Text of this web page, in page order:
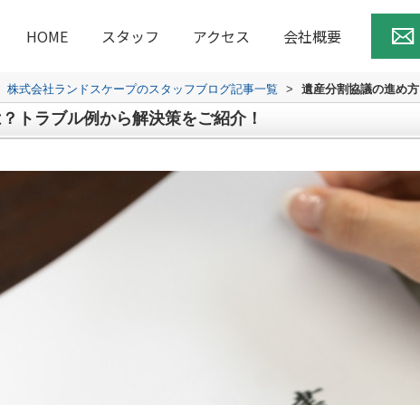
HOME スタッフ アクセス 会社概要
株式会社ランドスケープのスタッフブログ記事一覧 > 遺産分割協議の進め
トラブル例から解決策をご紹介！